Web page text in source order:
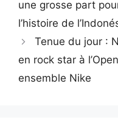
une grosse part
l’histoire de
Tenue du jour :
en rock star à
ensemble Nike